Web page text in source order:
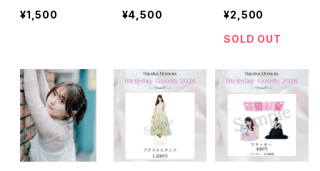
A 予約販売】
¥1,500
Live Tシャツ
¥4,500
y Live お披露
目衣装チェキ【受
注チェキ】
¥2,500
SOLD OUT